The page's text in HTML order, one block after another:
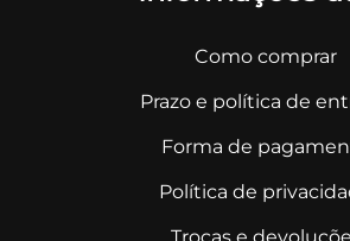
Como comprar
Prazo e política de
Forma de
Política de
Trocas e